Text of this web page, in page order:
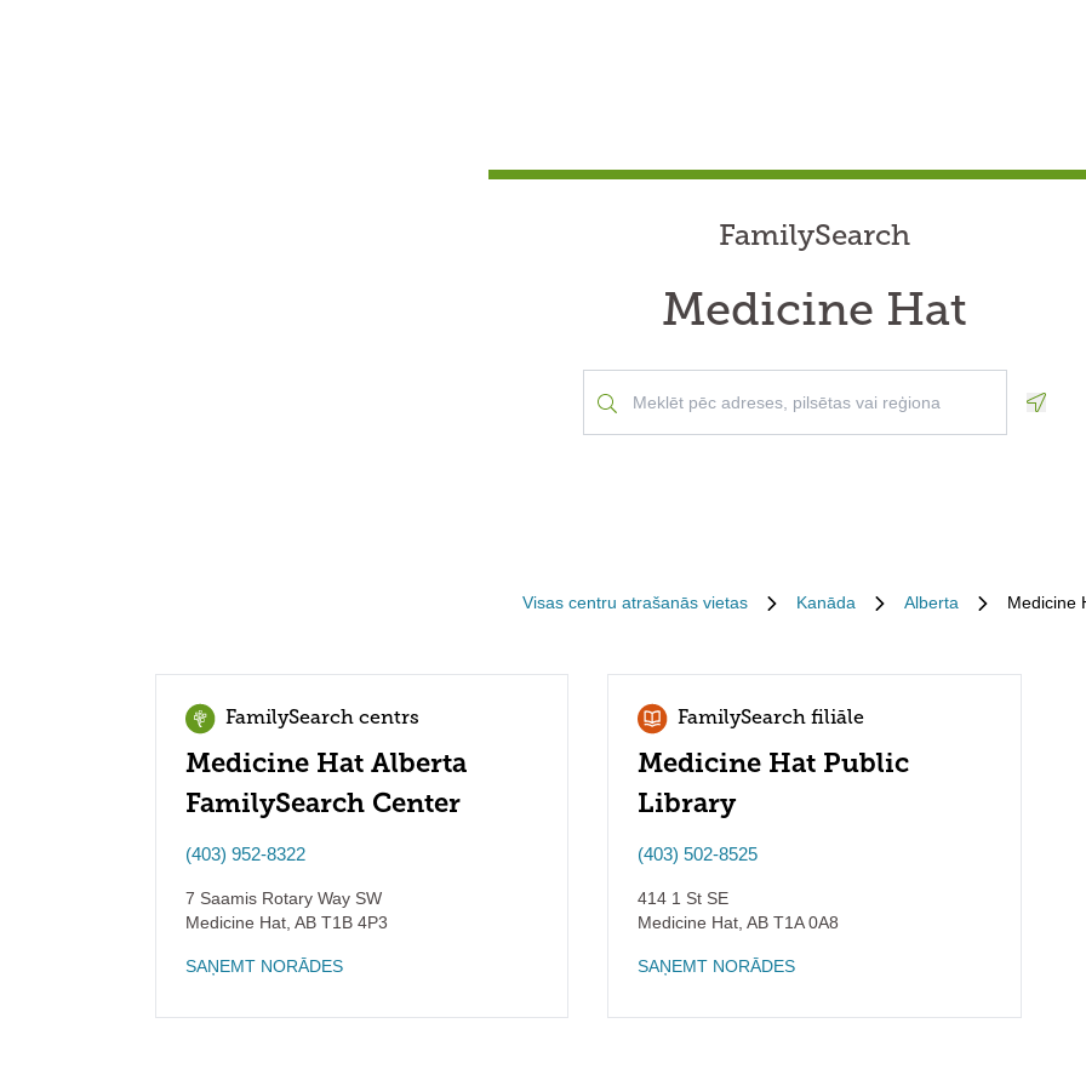
FamilySearch
Medicine Hat
Visas centru atrašanās vietas Kanāda Alberta Medicine
FamilySearch centrs
Medicine Hat Alberta
FamilySearch Center
(403) 952-8322
7 Saamis Rotary Way SW
Medicine Hat AB T1B 4P3
SAŅEMT NORĀDES
FamilySearch filiāle
Medicine Hat Public
Library
(403) 502-8525
414 1 St SE
Medicine Hat AB T1A 0A8
SAŅEMT NORĀDES